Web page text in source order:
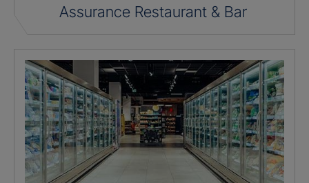
Assurance Restaurant & Bar